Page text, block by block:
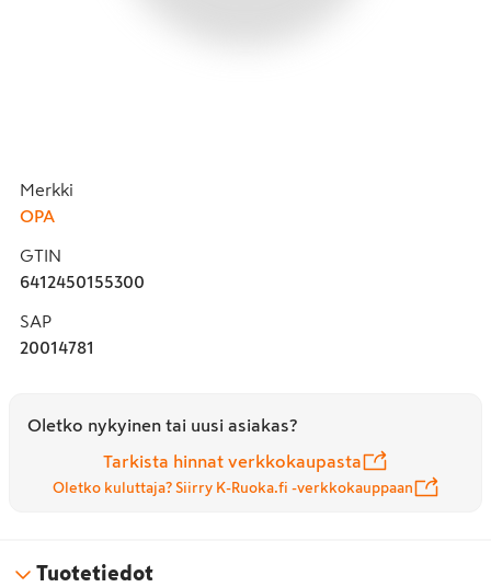
Merkki
OPA
GTIN
6412450155300
SAP
20014781
Oletko nykyinen tai uusi asiakas?
Tarkista hinnat verkkokaupasta
Oletko kuluttaja? Siirry K-Ruoka.fi -verkkokauppaan
Tuotetiedot